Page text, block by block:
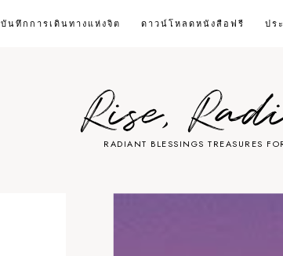
บันทึกการเดินทางแห่งจิต ดาวน์โหลดหนังสือฟรี ปร
Rise,
RADIANT BLESSINGS TREASURES